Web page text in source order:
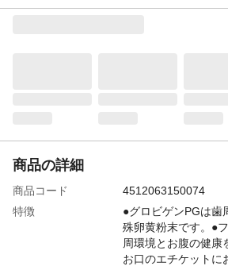
商品の詳細
商品コード
4512063150074
特徴
●グロビゲンPGは歯
殊卵黄粉末です。●
周環境とお腹の健康
お口のエチケットに